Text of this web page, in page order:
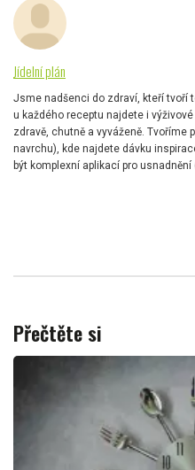
Jídelní plán
Jsme nadšenci do zdraví, kteří tvoří
u každého receptu najdete i
zdravě, chutně a vyváženě. Tvoříme
navrchu), kde najdete dávku
být komplexní aplikací pro
Přečtěte si